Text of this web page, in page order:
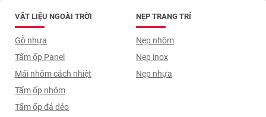
VẬT LIỆU NGOÀI TRỜI
Gỗ nhựa
Tấm ốp Panel
Mái nhôm cách nhiệt
Tấm ốp nhôm
Tấm ốp đá dẻo
NẸP TRANG TRÍ
Nẹp nhôm
Nẹp inox
Nẹp nhựa